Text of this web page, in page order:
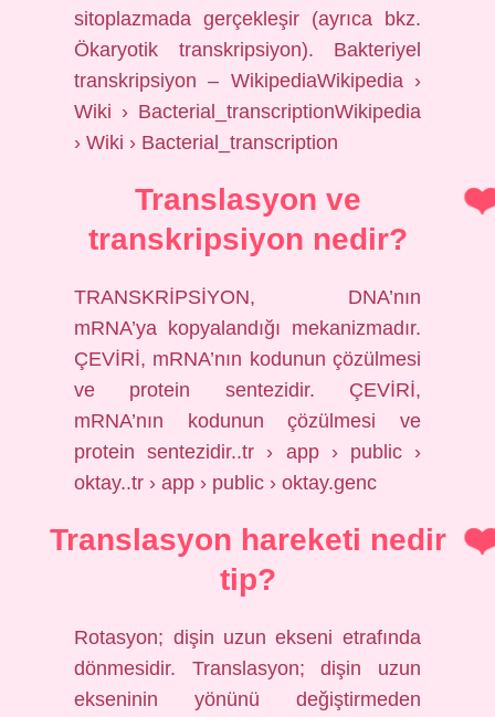
sitoplazmada gerçekleşir (ayrıca bkz.
Ökaryotik transkripsiyon). Bakteriyel
transkripsiyon – WikipediaWikipedia ›
Wiki › Bacterial_transcriptionWikipedia
› Wiki › Bacterial_transcription
Translasyon ve
transkripsiyon nedir?
TRANSKRİPSİYON, DNA’nın
mRNA’ya kopyalandığı mekanizmadır.
ÇEVİRİ, mRNA’nın kodunun çözülmesi
ve protein sentezidir. ÇEVİRİ,
mRNA’nın kodunun çözülmesi ve
protein sentezidir..tr › app › public ›
oktay..tr › app › public › oktay.genc
Translasyon hareketi nedir
tip?
Rotasyon; dişin uzun ekseni etrafında
dönmesidir. Translasyon; dişin uzun
ekseninin yönünü değiştirmeden